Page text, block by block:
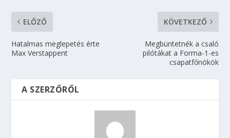
ELŐZŐ
Hatalmas meglepetés érte
Max Verstappent
KÖVETKEZŐ
Megbüntetnék a csaló
pilótákat a Forma-1-es
csapatfőnökök
A SZERZŐRŐL